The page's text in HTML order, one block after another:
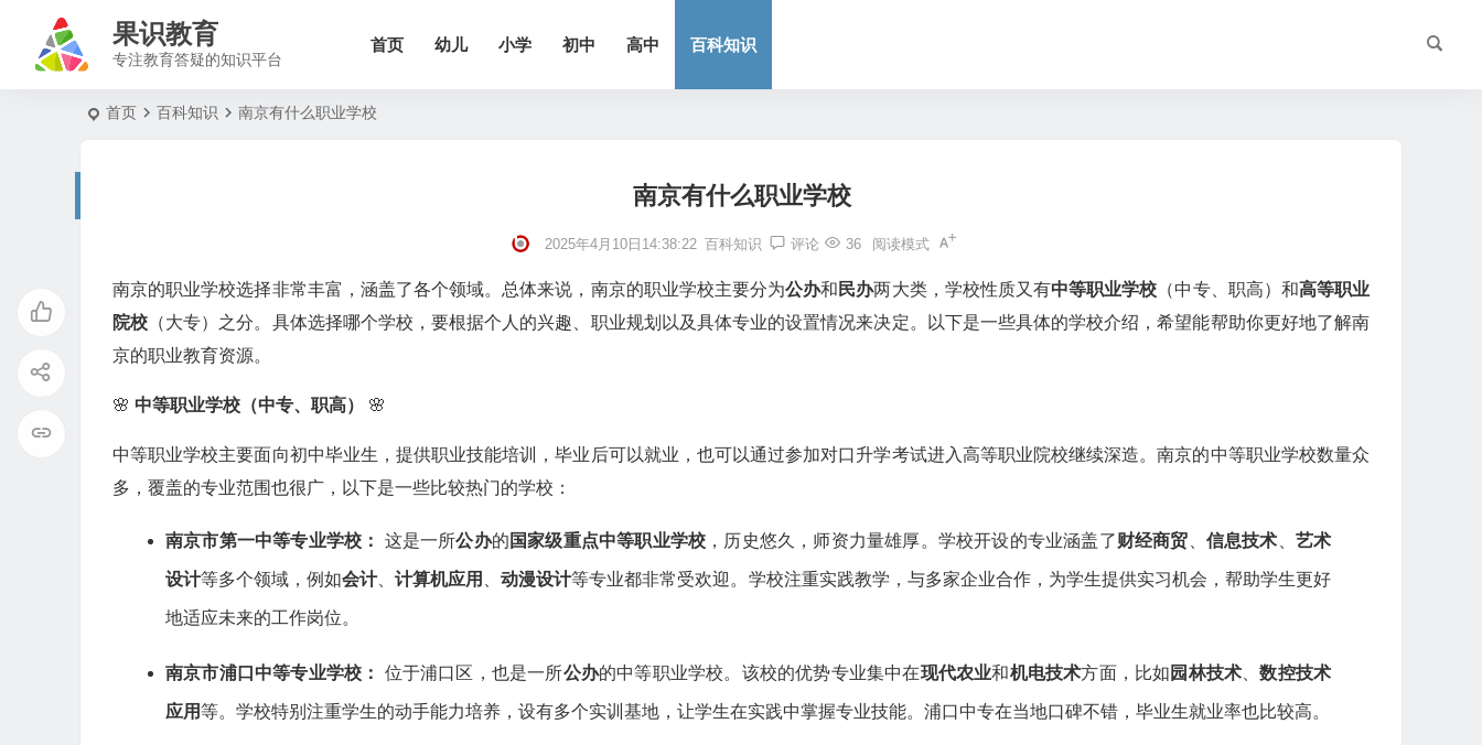
果识教育
专注教育答疑的知识平台
首页 幼儿 小学 初中 高中 百科知识
首页 百科知识 南京有什么职业学校
南京有什么职业学校
2025年4月10日14:38:22 百科知识 评论 36 阅读模式
南京的职业学校选择非常丰富，涵盖了各个领域。总体来说，南京的职业学校主要分为公办和 民办两大类，学校性质又有中等职业学校 （中专、职高）和高等职业
院校 （大专）之分。具体选择哪个学校，要根据个人的兴趣、职业规划以及具体专业的设置情况来决定。以下是一些具体的学校介绍，希望能帮助你更好地了解南
京的职业教育资源。
🌸 中等职业学校（中专、职高） 🌸
中等职业学校主要面向初中毕业生，提供职业技能培训，毕业后可以就业，也可以通过参加对口升学考试进入高等职业院校继续深造。南京的中等职业学校数量众
多，覆盖的专业范围也很广，以下是一些比较热门的学校：
南京市第一中等专业学校： 这是一所公办的 国家级重点中等职业学校 ，历史悠久，师资力量雄厚。学校开设的专业涵盖了财经商贸 信息技术 艺术
设计等多个领域，例如会计、计算机应用 、动漫设计等专业都非常受欢迎。学校注重实践教学，与多家企业合作，为学生提供实习机会，帮助学生更好
地适应未来的工作岗位。
南京市浦口中等专业学校： 位于浦口区，也是一所公办的中等职业学校。该校的优势专业集中在现代农业和机电技术方面，比如 园林技术 、数控技术
应用等。学校特别注重学生的动手能力培养，设有多个实训基地，让学生在实践中掌握专业技能。浦口中专在当地口碑不错，毕业生就业率也比较高。